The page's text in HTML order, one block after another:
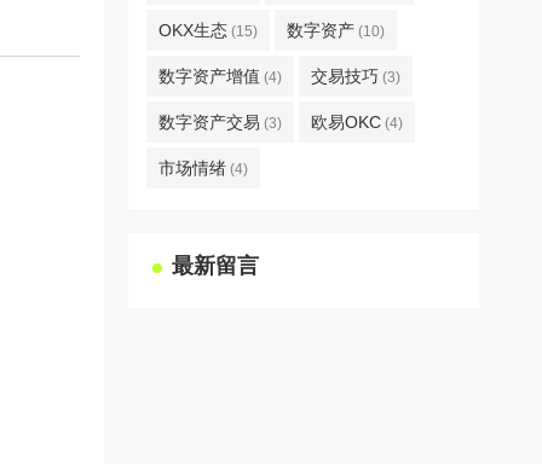
OKX生态 (15) 数字资产 (10)
数字资产增值 (4) 交易技巧 (3)
数字资产交易 (3) 欧易OKC (4)
市场情绪 (4)
最新留言